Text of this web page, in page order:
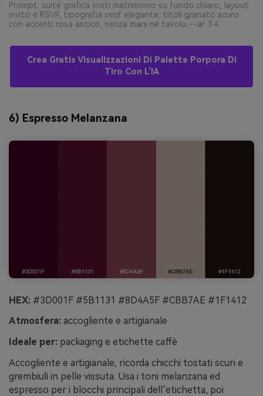
Prompt: suite grafica inviti matrimonio su fondo chiaro, layout
invito e RSVP, tipografia serif elegante, titoli granato scuro
con accenti rosa antico, senza mani né tavolo --ar 3:4
Crea Gratis Visualizzazioni Di Palette Porpora Di
Tiro Con L’IA
6) Espresso Melanzana
HEX: #3D001F #5B1131 #8D4A5F #CBB7AE #1F1412
Atmosfera: accogliente e artigianale
Ideale per: packaging e etichette caffè
Accogliente e artigianale, ricorda chicchi tostati scuri e
grembiuli in pelle vissuta. Usa i toni melanzana ed
espresso per i blocchi principali dell’etichetta, poi